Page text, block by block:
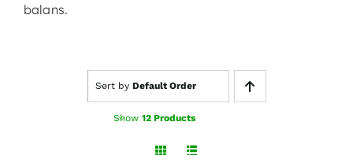
balans.
Sort by Default Order
Show 12 Products